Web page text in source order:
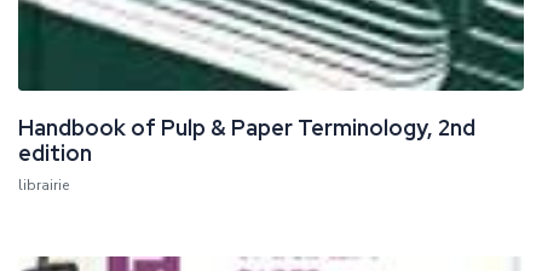
Handbook of Pulp & Paper Terminology, 2nd
edition
librairie